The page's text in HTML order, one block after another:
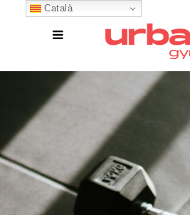
DESCOBREIX
TOTES LES ACTIVITATS
Català